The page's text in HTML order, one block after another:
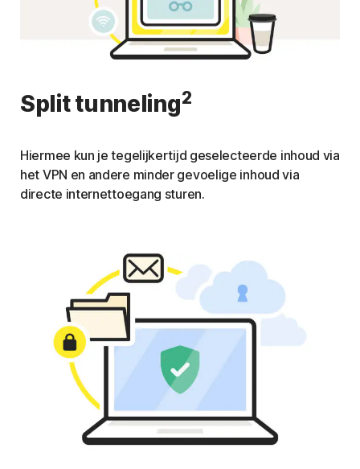
Split tunneling2
Hiermee kun je tegelijkertijd geselecteerde inhoud via
het VPN en andere minder gevoelige inhoud via
directe internettoegang sturen.